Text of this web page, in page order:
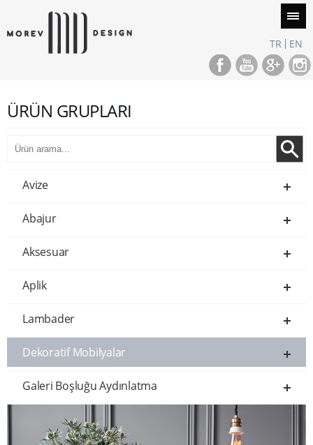
TR EN
ÜRÜN GRUPLARI
Avize
Abajur
Aksesuar
Aplik
Lambader
Dekoratif Mobilyalar
Galeri Boşluğu Aydınlatma